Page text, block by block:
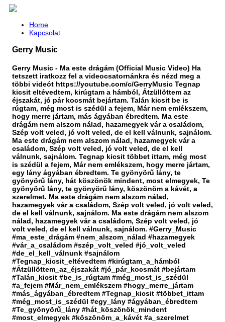
Home
Kapcsolat
Gerry Music
Gerry Music - Ma este drágám (Official Music Video) Ha
tetszett iratkozz fel a videocsatornánkra és nézd meg a
többi videót https://youtube.com/c/GerryMusic Tegnap
kicsit eltévedtem, kirúgtam a hámból, Átzüllöttem az
éjszakát, jó pár kocsmát bejártam. Talán kicsit be is
rúgtam, még most is szédül a fejem, Már nem emlékszem,
hogy merre jártam, más ágyában ébredtem. Ma este
drágám nem alszom nálad, hazamegyek vár a családom,
Szép volt veled, jó volt veled, de el kell válnunk, sajnálom.
Ma este drágám nem alszom nálad, hazamegyek vár a
családom, Szép volt veled, jó volt veled, de el kell
válnunk, sajnálom. Tegnap kicsit többet ittam, még most
is szédül a fejem, Már nem emlékszem, hogy merre jártam,
egy lány ágyában ébredtem. Te gyönyörű lány, te
gyönyörű lány, hát köszönök mindent, most elmegyek, Te
gyönyörű lány, te gyönyörű lány, köszönöm a kávét, a
szerelmet. Ma este drágám nem alszom nálad,
hazamegyek vár a családom, Szép volt veled, jó volt veled,
de el kell válnunk, sajnálom. Ma este drágám nem alszom
nálad, hazamegyek vár a családom, Szép volt veled, jó
volt veled, de el kell válnunk, sajnálom. #Gerry_Music
#ma_este_drágám #nem_alszom_nálad #hazamegyek
#vár_a_családom #szép_volt_veled #jó_volt_veled
#de_el_kell_válnunk #sajnálom
#Tegnap_kicsit_eltévedtem #kirúgtam_a_hámból
#Átzüllöttem_az_éjszakát #jó_pár_kocsmát #bejártam
#Talán_kicsit #be_is_rúgtam #még_most_is_szédül
#a_fejem #Már_nem_emlékszem #hogy_merre_jártam
#más_ágyában_ébredtem #Tegnap_kicsit #többet_ittam
#még_most_is_szédül #egy_lány #ágyában_ébredtem
#Te_gyönyörű_lány #hát_köszönök_mindent
#most_elmegyek #köszönöm_a_kávét #a_szerelmet